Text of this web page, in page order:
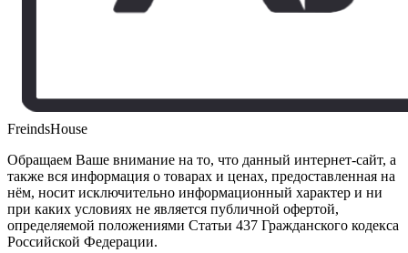
FreindsHouse
Обращаем Ваше внимание на то, что данный интернет-сайт, а
также вся информация о товарах и ценах, предоставленная на
нём, носит исключительно информационный характер и ни
при каких условиях не является публичной офертой,
определяемой положениями Статьи 437 Гражданского кодекса
Российской Федерации.